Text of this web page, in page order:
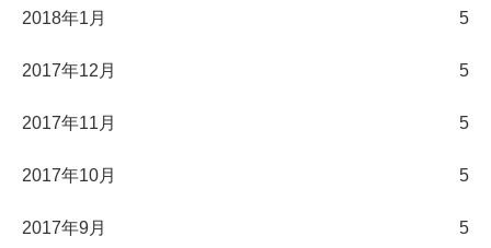
2018年1月 5
2017年12月 5
2017年11月 5
2017年10月 5
2017年9月 5